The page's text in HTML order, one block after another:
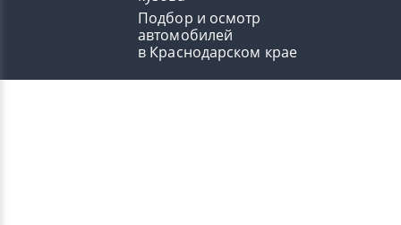
Подбор и осмотр
автомобилей
в Краснодарском крае